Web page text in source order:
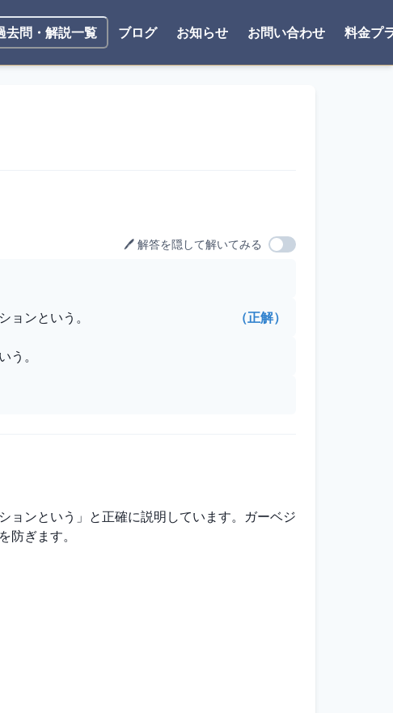
去問・解説一覧 ブログ お知らせ お問い合わせ 料金プ
🖊️ 解答を隠して解いてみる
ンという。 （正解）
。
ョンという」と正確に説明しています。ガーベジ
ぎます。